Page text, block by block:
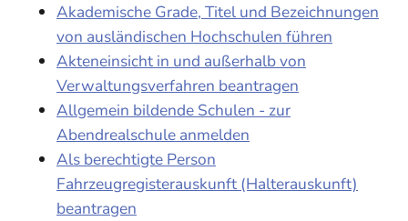
Akademische Grade, Titel und Bezeichnungen
von ausländischen Hochschulen führen
Akteneinsicht in und außerhalb von
Verwaltungsverfahren beantragen
Allgemein bildende Schulen - zur
Abendrealschule anmelden
Als berechtigte Person
Fahrzeugregisterauskunft (Halterauskunft)
beantragen